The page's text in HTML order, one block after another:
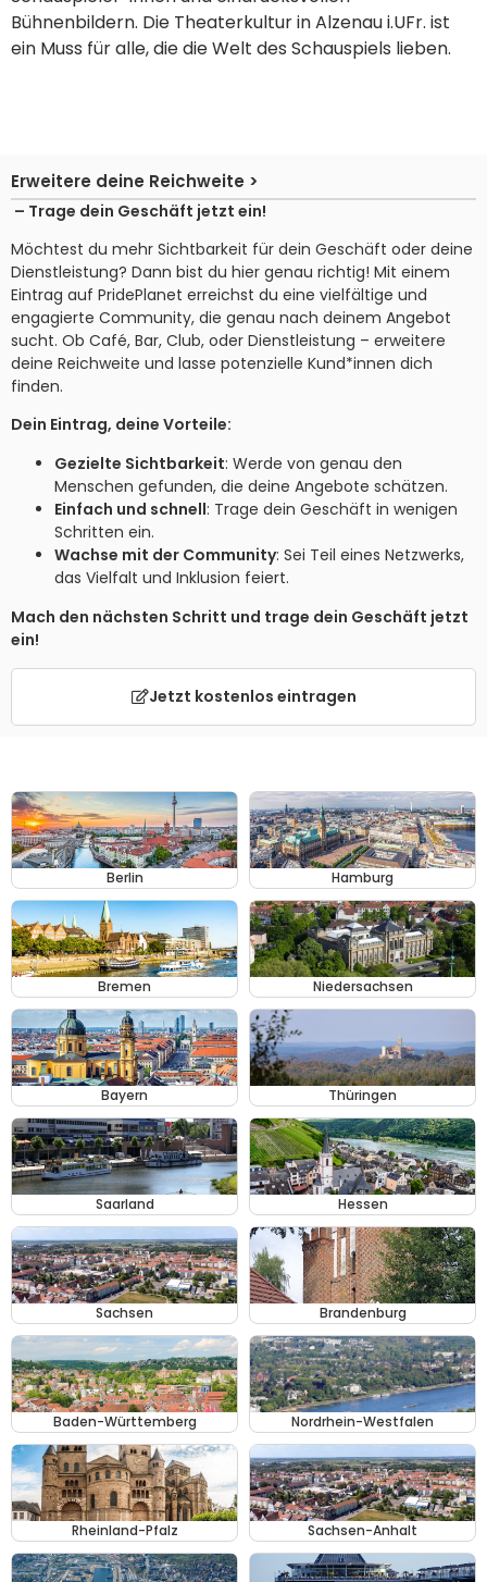
Bühnenbildern. Die Theaterkultur in Alzenau i.UFr. ist
ein Muss für alle, die die Welt des Schauspiels lieben.
Erweitere deine Reichweite >
– Trage dein Geschäft jetzt ein!
Möchtest du mehr Sichtbarkeit für dein Geschäft oder deine
Dienstleistung? Dann bist du hier genau richtig! Mit einem
Eintrag auf PridePlanet erreichst du eine vielfältige und
engagierte Community, die genau nach deinem Angebot
sucht. Ob Café, Bar, Club, oder Dienstleistung – erweitere
deine Reichweite und lasse potenzielle Kund*innen dich
finden.
Dein Eintrag, deine Vorteile:
Gezielte Sichtbarkeit: Werde von genau den
Menschen gefunden, die deine Angebote schätzen.
Einfach und schnell: Trage dein Geschäft in wenigen
Schritten ein.
Wachse mit der Community: Sei Teil eines Netzwerks,
das Vielfalt und Inklusion feiert.
Mach den nächsten Schritt und trage dein Geschäft jetzt
ein!
Jetzt kostenlos eintragen
Berlin Hamburg
Bremen Niedersachsen
Bayern Thüringen
Saarland Hessen
Sachsen Brandenburg
Baden-Württemberg Nordrhein-Westfalen
Rheinland-Pfalz Sachsen-Anhalt